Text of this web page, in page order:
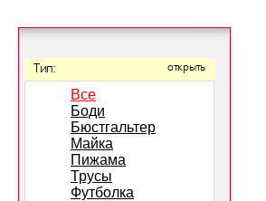
Тип: открыть
Все
Боди
Бюстгальтер
Майка
Пижама
Трусы
Футболка